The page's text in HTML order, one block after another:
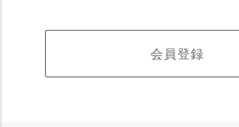
会員登録